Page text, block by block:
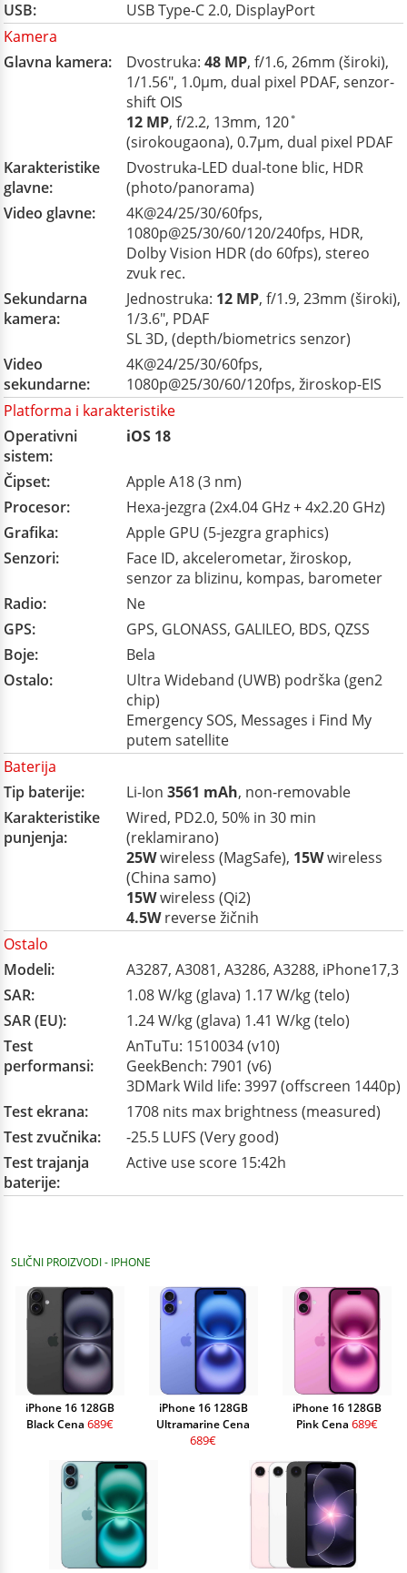
USB:
USB Type-C 2.0, DisplayPort
Kamera
Glavna kamera:
Dvostruka: 48 MP, f/1.6, 26mm (široki),
1/1.56", 1.0µm, dual pixel PDAF, senzor-
shift OIS
12 MP, f/2.2, 13mm, 120˚
(sirokougaona), 0.7µm, dual pixel PDAF
Karakteristike
glavne:
Dvostruka-LED dual-tone blic, HDR
(photo/panorama)
Video glavne:
4K@24/25/30/60fps,
1080p@25/30/60/120/240fps, HDR,
Dolby Vision HDR (do 60fps), stereo
zvuk rec.
Sekundarna
kamera:
Jednostruka: 12 MP, f/1.9, 23mm (široki),
1/3.6", PDAF
SL 3D, (depth/biometrics senzor)
Video
sekundarne:
4K@24/25/30/60fps,
1080p@25/30/60/120fps, žiroskop-EIS
Platforma i karakteristike
Operativni
sistem:
iOS 18
Čipset:
Apple A18 (3 nm)
Procesor:
Hexa-jezgra (2x4.04 GHz + 4x2.20 GHz)
Grafika:
Apple GPU (5-jezgra graphics)
Senzori:
Face ID, akcelerometar, žiroskop,
senzor za blizinu, kompas, barometer
Radio:
Ne
GPS:
GPS, GLONASS, GALILEO, BDS, QZSS
Boje:
Bela
Ostalo:
Ultra Wideband (UWB) podrška (gen2
chip)
Emergency SOS, Messages i Find My
putem satellite
Baterija
Tip baterije:
Li-Ion 3561 mAh, non-removable
Karakteristike
punjenja:
Wired, PD2.0, 50% in 30 min
(reklamirano)
25Wwireless (MagSafe), 15Wwireless
(China samo)
15Wwireless (Qi2)
4.5Wreverse žičnih
Ostalo
Modeli:
A3287, A3081, A3286, A3288, iPhone17,3
SAR:
1.08 W/kg (glava) 1.17 W/kg (telo)
SAR (EU):
1.24 W/kg (glava) 1.41 W/kg (telo)
Test
performansi:
AnTuTu: 1510034 (v10)
GeekBench: 7901 (v6)
3DMark Wild life: 3997 (offscreen 1440p)
Test ekrana:
1708 nits max brightness (measured)
Test zvučnika:
-25.5 LUFS (Very good)
Test trajanja
baterije:
Active use score 15:42h
SLIČNI PROIZVODI - IPHONE
iPhone 16 128GB
Black Cena 689€
iPhone 16 128GB
Ultramarine Cena
689€
iPhone 16 128GB
Pink Cena 689€